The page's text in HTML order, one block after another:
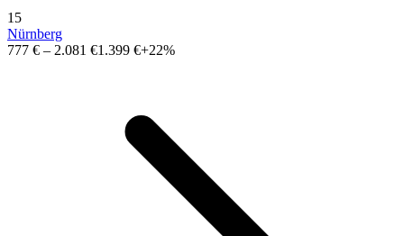
15
Nürnberg
777 € – 2.081 €1.399 €+22%